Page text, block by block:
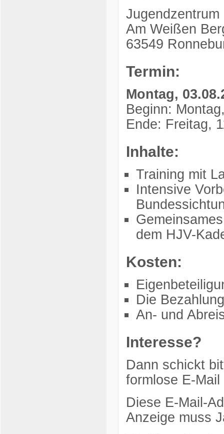
Jugendzentrum
Am Weißen
63549
Termin:
Montag,
Beginn:
Ende: Freitag,
Inhalte:
Training mit
Intensive
dem HJV-
Kosten:
Die
An- und
Interesse?
Dann schickt
formlose E-Mail
Diese E-Mail-
Anzeige muss